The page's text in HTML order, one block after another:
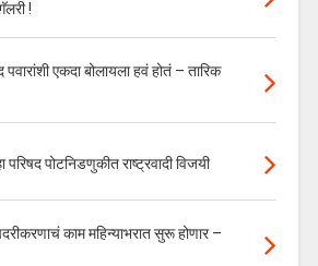
!
एकदा बोलायला हवं होतं – तारिक
पोटनिडणुकीत राष्ट्रवादी विजयी
काम महिन्याभरात सुरू होणार –